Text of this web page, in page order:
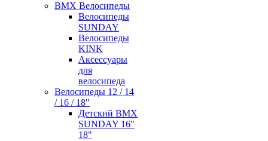
BMX Велосипеды
Велосипеды
SUNDAY
Велосипеды
KINK
Аксессуары
для
велосипеда
Велосипеды 12 / 14
/ 16 / 18"
Детский BMX
SUNDAY 16"
18"